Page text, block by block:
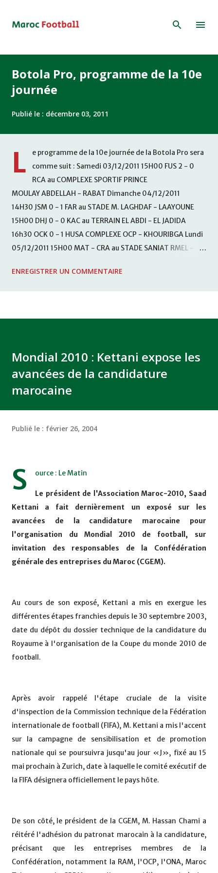
Botola Pro, programme de la 10e
journée
Publié le : décembre 03, 2011
L
e programme de la 10e journée de la Botola Pro sera
comme suit : Samedi 03/12/2011 15H00 FUS 2 - 0
RCA au COMPLEXE SPORTIF PRINCE
MOULAY ABDELLAH - RABAT Dimanche 04/12/2011
14H30 JSM 0 - 1 FAR au STADE M. LAGHDAF - LAAYOUNE
15H00 DHJ 0 - 0 KAC au TERRAIN EL ABDI - EL JADIDA
16h30 OCK 0 - 1 HUSA COMPLEXE OCP - KHOURIBGA Lundi
05/12/2011 15H00 MAT - CRA au STADE SANIAT RMEL -
KHEMISET Mardi 06/12/2011 15H00 WAF - OCS au
ENREGISTRER UN COMMENTAIRE
Mondial 2010 : Kettani expose les
avancées de la candidature
marocaine
Publié le : février 26, 2004
S ource : Le Matin
Le président de l'Association Maroc-2010, Saad
Kettani a fait dernièrement un exposé sur les
avancées de la candidature marocaine pour
l'organisation du Mondial 2010 de football, sur
invitation des responsables de la Confédération
générale des entreprises du Maroc (CGEM).
Au cours de son exposé, Kettani a mis en exergue les
différentes étapes franchies depuis le 30 septembre 2003,
date du dépôt du dossier technique de la candidature du
Royaume à l'organisation de la Coupe du monde 2010 de
football.
Après avoir rappelé l'étape cruciale de la visite
d'inspection de la Commission technique de la Fédération
internationale de football (FIFA), M. Kettani a mis l'accent
sur la campagne de sensibilisation et de promotion
nationale qui se poursuivra jusqu'au jour «J», fixé au 15
mai prochain à Zurich, date à laquelle le comité exécutif de
la FIFA désignera officiellement le pays hôte.
De son côté, le président de la CGEM, M. Hassan Chami a
réitéré l'adhésion du patronat marocain à la candidature,
précisant que les entreprises membres de la
Confédération, notamment la RAM, l'OCP, l'ONA, Maroc